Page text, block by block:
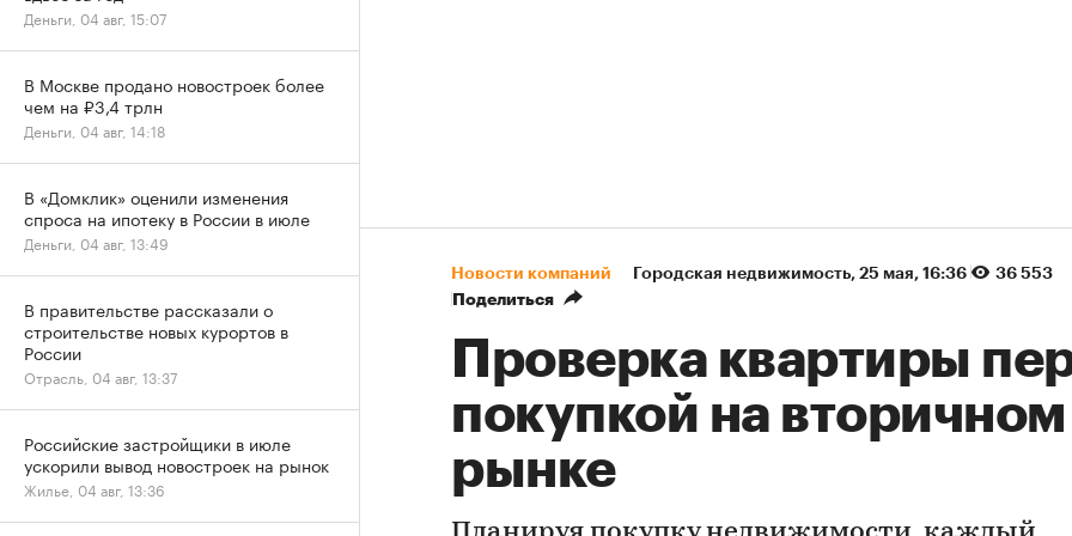
Новости компаний Городская недвижимость⁠, 25 мая, 16:36
36 553
Поделиться
Проверка квартиры
покупкой на вторичном
рынке
Деньги, 04 авг, 15:07
В Москве продано новостроек более
чем на ₽3,4 трлн
Деньги, 04 авг, 14:18
В «Домклик» оценили изменения
спроса на ипотеку в России в июле
Деньги, 04 авг, 13:49
В правительстве рассказали о
строительстве новых курортов в
России
Отрасль, 04 авг, 13:37
Российские застройщики в июле
ускорили вывод новостроек на рынок
Жилье, 04 авг, 13:36